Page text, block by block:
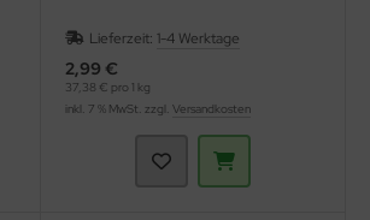
Lieferzeit: 1-4 Werktage
2,99 €
37,38 € pro 1 kg
inkl. 7 % MwSt. zzgl. Versandkosten